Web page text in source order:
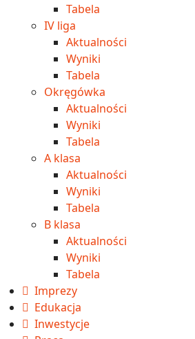
Tabela
IV liga
Aktualności
Wyniki
Tabela
Okręgówka
Aktualności
Wyniki
Tabela
A klasa
Aktualności
Wyniki
Tabela
B klasa
Aktualności
Wyniki
Tabela
Imprezy
Edukacja
Inwestycje